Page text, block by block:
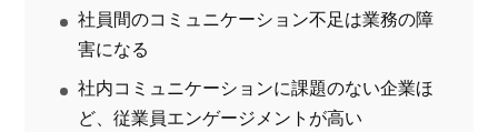
社員間のコミュニケーション不足は業務の障
害になる
社内コミュニケーションに課題のない企業ほ
ど、従業員エンゲージメントが高い